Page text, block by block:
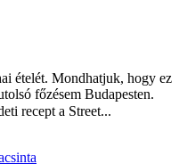
ételét. Mondhatjuk, hogy ez
főzésem Budapesten.
recept a Street...